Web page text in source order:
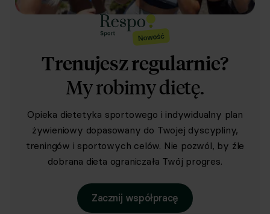
Trenujesz regularnie?
My robimy dietę.
Opieka dietetyka sportowego i indywidualny plan
żywieniowy dopasowany do Twojej dyscypliny,
treningów i sportowych celów. Nie pozwól, by źle
dobrana dieta ograniczała Twój progres.
Zacznij współpracę